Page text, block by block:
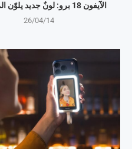
الآيفون 18 برو: لونٌ جديد يلوّن المستقبل.
26/04/14